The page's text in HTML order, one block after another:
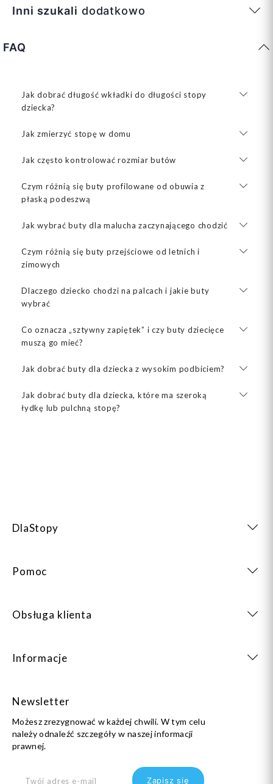
Inni szukali dodatkowo
FAQ
Jak dobrać długość wkładki do długości stopy
dziecka?
Jak zmierzyć stopę w domu
Jak często kontrolować rozmiar butów
Czym różnią się buty profilowane od obuwia z
płaską podeszwą
Jak wybrać buty dla malucha zaczynającego chodzić
Czym różnią się buty przejściowe od letnich i
zimowych
Dlaczego dziecko chodzi na palcach i jakie buty
wybrać
Co oznacza „sztywny zapiętek” i czy buty dziecięce
muszą go mieć?
Jak dobrać buty dla dziecka z wysokim podbiciem?
Jak dobrać buty dla dziecka, które ma szeroką
łydkę lub pulchną stopę?
DlaStopy
Pomoc
Obsługa klienta
Informacje
Newsletter
Możesz zrezygnować w każdej chwili. W tym celu
należy odnaleźć szczegóły w naszej informacji
prawnej.